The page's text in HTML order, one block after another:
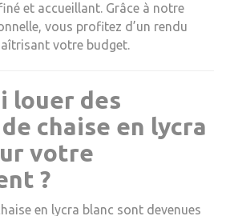
et accueillant. Grâce à notre
vous profitez d’un rendu
votre budget.
louer des
chaise en lycra
votre
?
en lycra blanc sont devenues